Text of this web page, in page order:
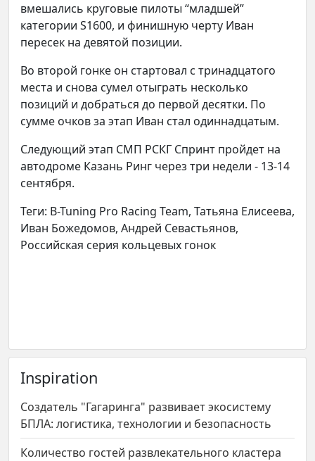
вмешались круговые пилоты “младшей”
категории S1600, и финишную черту Иван
пересек на девятой позиции.
Во второй гонке он стартовал с тринадцатого
места и снова сумел отыграть несколько
позиций и добраться до первой десятки. По
сумме очков за этап Иван стал одиннадцатым.
Следующий этап СМП РСКГ Спринт пройдет на
автодроме Казань Ринг через три недели - 13-14
сентября.
Теги: B-Tuning Pro Racing Team, Татьяна Елисеева,
Иван Божедомов, Андрей Севастьянов,
Российская серия кольцевых гонок
Inspiration
Создатель "Гагаринга" развивает экосистему
БПЛА: логистика, технологии и безопасность
Количество гостей развлекательного кластера